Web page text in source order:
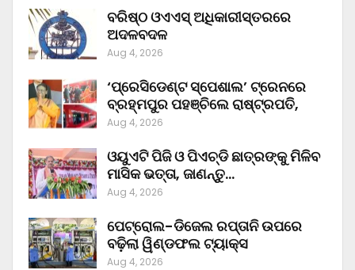
ବରିଷ୍ଠ ଓଏଏସ୍‌ ଅଧିକାରୀସ୍ତରରେ
ଅଦଳବଦଳ
Aug 4, 2026
‘ପ୍ରେସିଡେଣ୍ଟ ସ୍ପେଶାଲ’ ଟ୍ରେନରେ
ବ୍ରହ୍ମପୁର ପହଞ୍ଚିଲେ ରାଷ୍ଟ୍ରପତି,
Aug 4, 2026
ଓୟୁଏଟି ପିଜି ଓ ପିଏଚ୍‌ଡି ଛାତ୍ରଙ୍କୁ ମିଳିବ
ମାସିକ ଭତ୍ତା, ଜାଣନ୍ତୁ…
Aug 4, 2026
ପେଟ୍ରୋଲ-ଡିଜେଲ ରପ୍ତାନି ଉପରେ
ବଢ଼ିଲା ୱିଣ୍ଡଫଲ ଟ୍ୟାକ୍ସ
Aug 4, 2026